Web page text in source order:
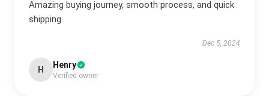
Amazing buying journey, smooth process, and quick
shipping.
Dec 5, 2024
H Henry
Verified owner